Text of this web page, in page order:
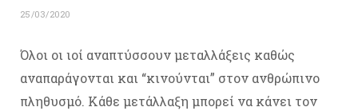
25/03/2020
Όλοι οι ιοί αναπτύσσουν μεταλλάξεις καθώς
αναπαράγονται και “κινούνται” στον ανθρώπινο
πληθυσμό. Κάθε μετάλλαξη μπορεί να κάνει τον